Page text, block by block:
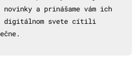
a prinášame vám ich
digitálnom svete cítili